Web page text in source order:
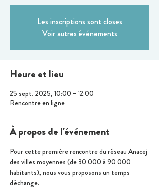
Les inscriptions sont closes
Voir autres événements
Heure et lieu
25 sept. 2025, 10:00 – 12:00
Rencontre en ligne
À propos de l'événement
Pour cette première rencontre du réseau Anacej
des villes moyennes (de 30 000 à 90 000
habitants), nous vous proposons un temps
d'échange.